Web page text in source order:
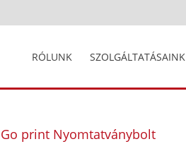
RÓLUNK SZOLGÁLTATÁSAINK
Go print Nyomtatványbolt